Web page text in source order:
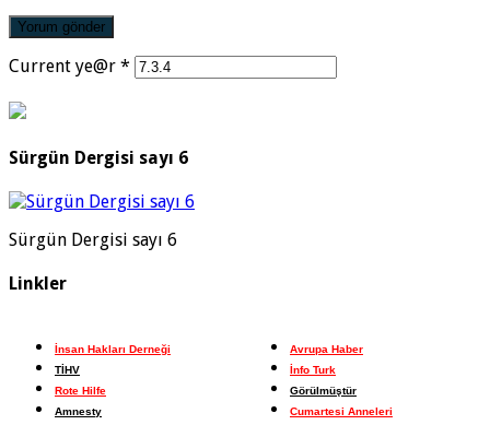
Current ye@r *
Sürgün Dergisi sayı 6
Sürgün Dergisi sayı 6
Linkler
İnsan Hakları Derneği
TİHV
Rote Hilfe
Amnesty
Avrupa Haber
İnfo Turk
Görülmüştür
Cumartesi Anneleri